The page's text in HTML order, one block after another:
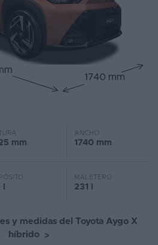
1740 mm
mm
ANCHO
1740 mm
MALETERO
231 l
y medidas del Toyota Aygo X
híbrido >